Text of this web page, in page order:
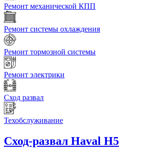
Ремонт механической КПП
Ремонт системы охлаждения
Ремонт тормозной системы
Ремонт электрики
Сход развал
Техобслуживание
Сход-развал Haval H5